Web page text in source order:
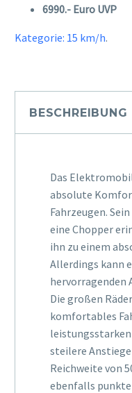
6990.- Euro UVP
Kategorie: 15 km/h.
BESCHREIBUNG
Das
absolute
Fahrzeugen.
eine Chopper
ihn zu einem
Allerdings kann
hervorragenden
Die großen
komfortables
steilere
Reichweite von
ebenfalls